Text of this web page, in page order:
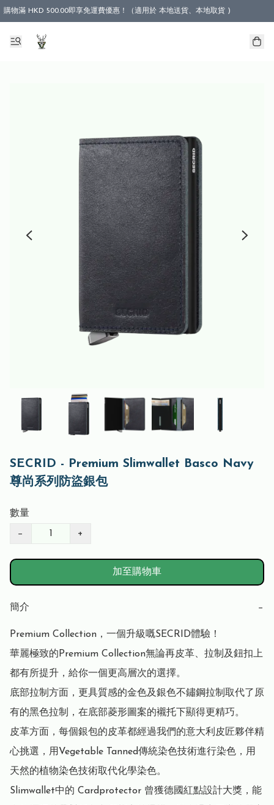
購物滿 HKD 500.00即享免運費優惠！（適用於 本地送貨、本地取貨 )
SECRID - Premium Slimwallet Basco Navy
尊尚系列防盜銀包
數量
− +
加至購物車
簡介 −
Premium Collection，一個升級嘅SECRID體驗！
華麗極致的Premium Collection無論再皮革、拉制及鈕扣上
都有所提升，給你一個更高層次的選擇。
底部拉制方面，更具質感的金色及銀色不鏽鋼拉制取代了原
有的黑色拉制，在底部菱形圖案的襯托下顯得更精巧。
皮革方面，每個銀包的皮革都經過我們的意大利皮匠夥伴精
心挑選，用Vegetable Tanned傳統染色技術進行染色，用
天然的植物染色技術取代化學染色。
Slimwallet中的 Cardprotector 曾獲德國紅點設計大獎，能